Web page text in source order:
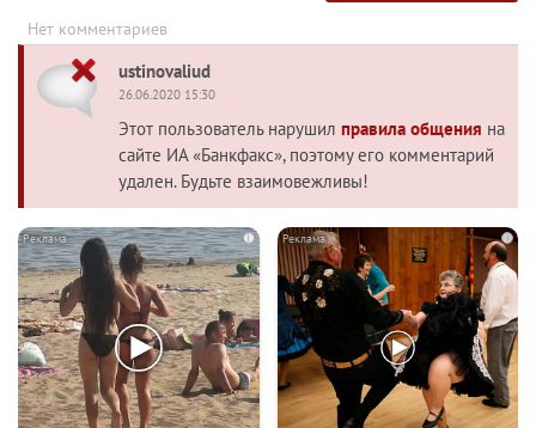
Нет комментариев
ustinovaliud
26.06.2020 15:30
Этот пользователь нарушил правила общения на
сайте ИА «Банкфакс», поэтому его комментарий
удален. Будьте взаимовежливы!
i i